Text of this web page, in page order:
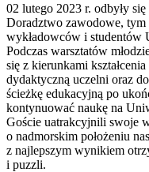
02 lutego 2023 r. odbyły
Doradztwo zawodowe, tym
wykładowców i
Podczas warsztatów
się z kierunkami
dydaktyczną uczelni oraz
ścieżkę edukacyjną po
kontynuować naukę na
Goście uatrakcyjnili swoje
o nadmorskim położeniu
z najlepszym wynikiem
i puzzli.